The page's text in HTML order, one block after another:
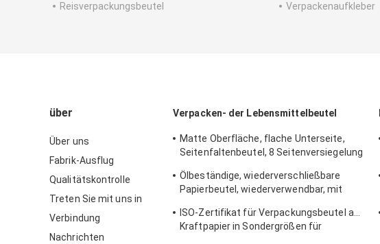
Reisverpackungsbeutel Verpackenaufkleber
über
Über uns
Fabrik-Ausflug
Qualitätskontrolle
Treten Sie mit uns in
Verbindung
Nachrichten
Verpacken- der Lebensmittelbeutel
Matte Oberfläche, flache Unterseite,
Seitenfaltenbeutel, 8 Seitenversiegelung
Ölbeständige, wiederverschließbare
Papierbeutel, wiederverwendbar, mit
ISO-Zertifikat für Verpackungsbeutel aus
Kraftpapier in Sondergrößen für